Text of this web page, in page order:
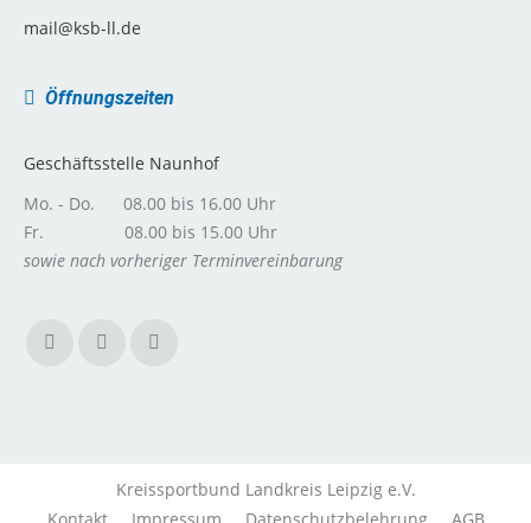
mail@ksb-ll.de
Öffnungszeiten
Geschäftsstelle Naunhof
Mo. - Do. 08.00 bis 16.00 Uhr
Fr. 08.00 bis 15.00 Uhr
sowie nach vorheriger Terminvereinbarung
Facebook
window
Instagram
new
window
E-
Kreissportbund Landkreis Leipzig e.V.